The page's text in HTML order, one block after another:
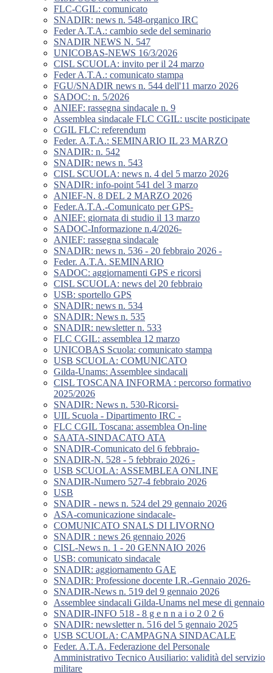
FLC-CGIL: comunicato
SNADIR: news n. 548-organico IRC
Feder A.T.A.: cambio sede del seminario
SNADIR NEWS N. 547
UNICOBAS-NEWS 16/3/2026
CISL SCUOLA: invito per il 24 marzo
Feder A.T.A.: comunicato stampa
FGU/SNADIR news n. 544 dell'11 marzo 2026
SADOC: n. 5/2026
ANIEF: rassegna sindacale n. 9
Assemblea sindacale FLC CGIL: uscite posticipate
CGIL FLC: referendum
Feder. A.T.A.: SEMINARIO IL 23 MARZO
SNADIR: n. 542
SNADIR: news n. 543
CISL SCUOLA: news n. 4 del 5 marzo 2026
SNADIR: info-point 541 del 3 marzo
ANIEF-N. 8 DEL 2 MARZO 2026
Feder.A.T.A.-Comunicato per GPS-
ANIEF: giornata di studio il 13 marzo
SADOC-Informazione n.4/2026-
ANIEF: rassegna sindacale
SNADIR: news n. 536 - 20 febbraio 2026 -
Feder. A.T.A. SEMINARIO
SADOC: aggiornamenti GPS e ricorsi
CISL SCUOLA: news del 20 febbraio
USB: sportello GPS
SNADIR: news n. 534
SNADIR: News n. 535
SNADIR: newsletter n. 533
FLC CGIL: assemblea 12 marzo
UNICOBAS Scuola: comunicato stampa
USB SCUOLA: COMUNICATO
Gilda-Unams: Assemblee sindacali
CISL TOSCANA INFORMA : percorso formativo
2025/2026
SNADIR: News n. 530-Ricorsi-
UIL Scuola - Dipartimento IRC -
FLC CGIL Toscana: assemblea On-line
SAATA-SINDACATO ATA
SNADIR-Comunicato del 6 febbraio-
SNADIR-N. 528 - 5 febbraio 2026 -
USB SCUOLA: ASSEMBLEA ONLINE
SNADIR-Numero 527-4 febbraio 2026
USB
SNADIR - news n. 524 del 29 gennaio 2026
ASA-comunicazione sindacale-
COMUNICATO SNALS DI LIVORNO
SNADIR : news 26 gennaio 2026
CISL-News n. 1 - 20 GENNAIO 2026
USB: comunicato sindacale
SNADIR: aggiornamento GAE
SNADIR: Professione docente I.R.-Gennaio 2026-
SNADIR-News n. 519 del 9 gennaio 2026
Assemblee sindacali Gilda-Unams nel mese di gennaio
SNADIR-INFO 518 - 8 g e n n a i o 2 0 2 6
SNADIR: newsletter n. 516 del 5 gennaio 2025
USB SCUOLA: CAMPAGNA SINDACALE
Feder. A.T.A. Federazione del Personale
Amministrativo Tecnico Ausiliario: validità del servizio
militare